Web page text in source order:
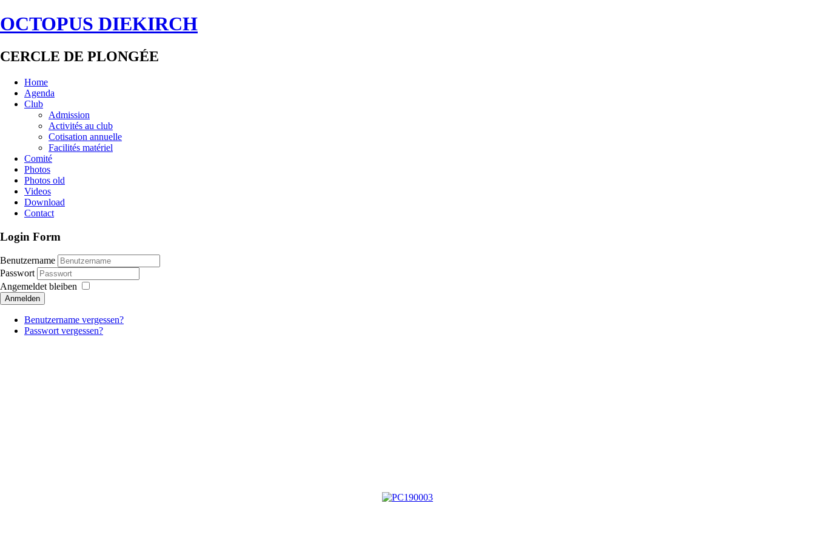
OCTOPUS DIEKIRCH
CERCLE DE PLONGÉE
Home
Agenda
Club
Admission
Activités au club
Cotisation annuelle
Facilités matériel
Comité
Photos
Photos old
Videos
Download
Contact
Login Form
Benutzername
Passwort
Angemeldet bleiben
Anmelden
Benutzername vergessen?
Passwort vergessen?